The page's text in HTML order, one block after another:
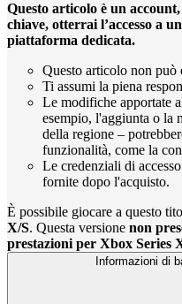
Questo articolo è un
chiave, otterrai l’accesso a
piattaforma dedicata.
Questo articolo non può
Ti assumi la piena
Le modifiche apportate
esempio, l'aggiunta o la
della regione –
funzionalità, come la
Le credenziali di
fornite dopo l'acquisto.
È possibile giocare a questo
X/S. Questa versione non
prestazioni per Xbox Series
Informazioni di